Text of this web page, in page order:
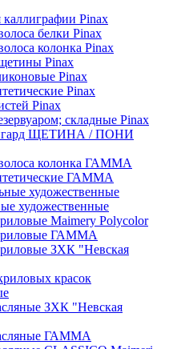
каллиграфии Pinax
белки Pinax
колонка Pinax
Pinax
Pinax
Pinax
Pinax
складные Pinax
ЩЕТИНА / ПОНИ
колонка ГАММА
ГАММА
художественные
художественные
Maimery Polycolor
ГАММА
ЗХК "Невская
красок
ЗХК "Невская
ГАММА